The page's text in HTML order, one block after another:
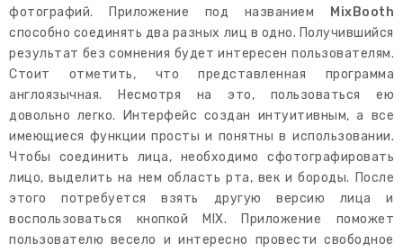
фотографий. Приложение под названием
MixBooth
способно соединять два разных лиц в одно. Получившийся
результат без сомнения будет интересен пользователям.
Стоит отметить, что представленная программа
англоязычная. Несмотря на это, пользоваться ею
довольно легко. Интерфейс создан интуитивным, а все
имеющиеся функции просты и понятны в использовании.
Чтобы соединить лица, необходимо сфотографировать
лицо, выделить на нем область рта, век и бороды. После
этого потребуется взять другую версию лица и
воспользоваться кнопкой MIX. Приложение поможет
пользователю весело и интересно провести свободное